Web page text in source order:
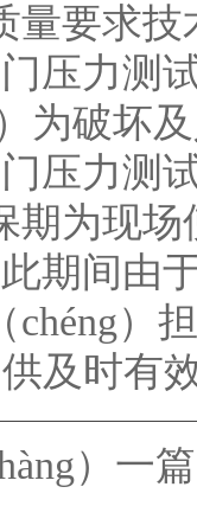
量要求
压力测
）为破坏
压力测
期为现场
期间由
chéng）
供及时有
）一篇